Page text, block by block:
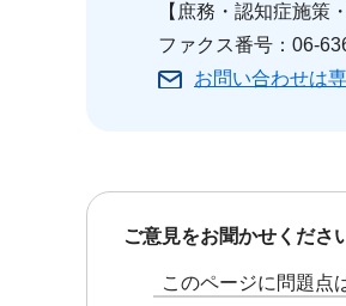
【庶務・認知症施策
ファクス番号：06-
お問い合わせは
ご意見をお聞かせくださ
このページに問題点